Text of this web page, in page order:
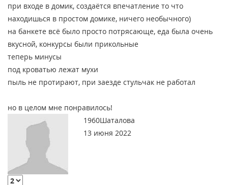
при входе в домик, создаётся впечатление то что
находишься в простом домике, ничего необычного)
на банкете всё было просто потрясающе, еда была очень
вкусной, конкурсы были прикольные
теперь минусы
под кроватью лежат мухи
пыль не протирают, при заезде стульчак не работал
но в целом мне понравилось!
1960Шаталова
13 июня 2022